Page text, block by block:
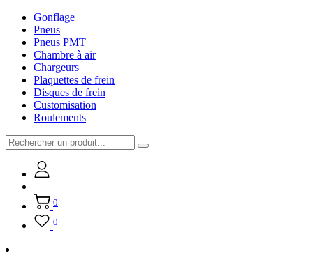
Gonflage
Pneus
Pneus PMT
Chambre à air
Chargeurs
Plaquettes de frein
Disques de frein
Customisation
Roulements
0
0